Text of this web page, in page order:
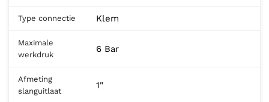
Type connectie Klem
Maximale
werkdruk
6 Bar
Afmeting
slanguitlaat
1"